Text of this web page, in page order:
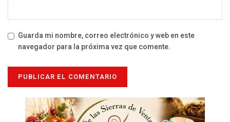
Guarda mi nombre, correo electrónico y web en este
navegador para la próxima vez que comente.